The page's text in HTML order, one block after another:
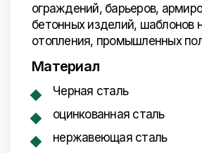
ограждений, барьеров,
бетонных изделий, шаблонов
отопления, промышленных
Материал
Черная сталь
оцинкованная сталь
нержавеющая сталь